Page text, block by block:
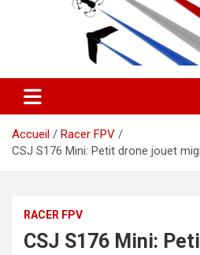
Accueil
Racer FPV
CSJ S176 Mini: Petit drone jouet
RACER FPV
CSJ S176 Mini: